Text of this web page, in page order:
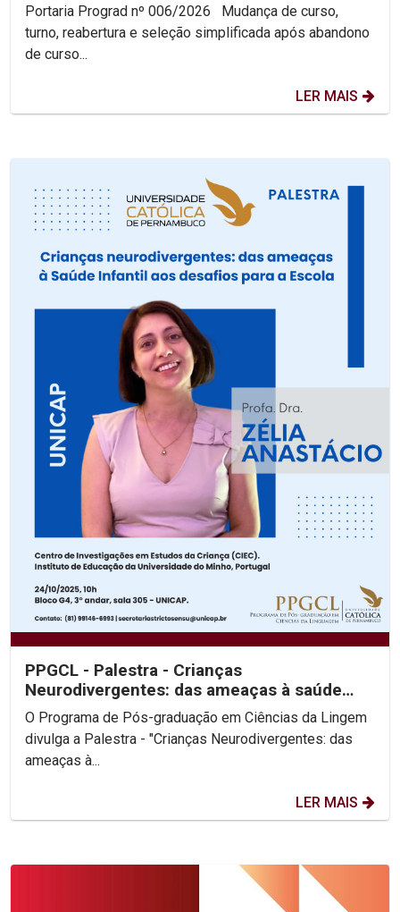
Portaria Prograd nº 006/2026 Mudança de curso,
turno, reabertura e seleção simplificada após abandono
de curso...
LER MAIS
PPGCL - Palestra - Crianças
Neurodivergentes: das ameaças à saúde
infantil aos desafios para escola
O Programa de Pós-graduação em Ciências da Lingem
divulga a Palestra - "Crianças Neurodivergentes: das
ameaças à...
LER MAIS